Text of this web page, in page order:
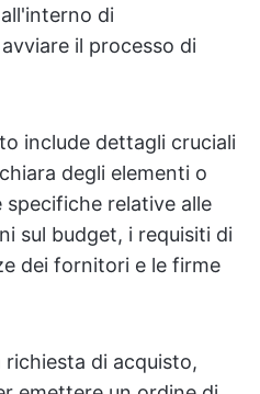
di
il processo di
include dettagli cruciali
degli elementi o
specifiche relative alle
sul budget, i requisiti di
dei fornitori e le firme
di acquisto,